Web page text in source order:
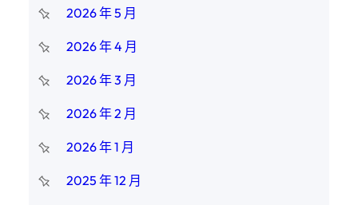
2026 年 5 月
2026 年 4 月
2026 年 3 月
2026 年 2 月
2026 年 1 月
2025 年 12 月